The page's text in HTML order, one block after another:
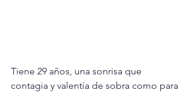
Tiene 29 años, una sonrisa que
contagia y valentía de sobra como para